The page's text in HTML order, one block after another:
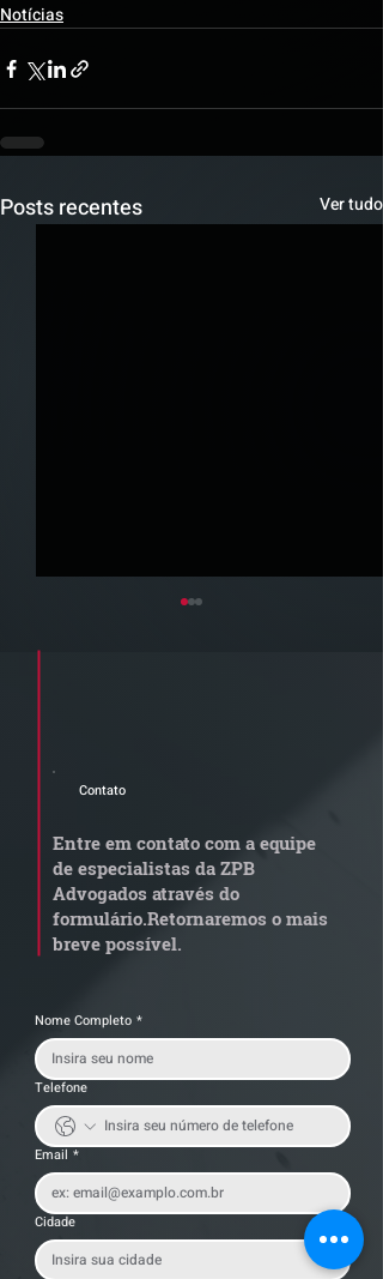
Notícias
Posts recentes Ver tudo
Grupo de Estudos ZPB -
Contato
Entre em contato com a equipe
de especialistas da ZPB
Advogados através do
formulário.Retornaremos o mais
breve possível.
Nome Completo *
Telefone
Email *
Cidade